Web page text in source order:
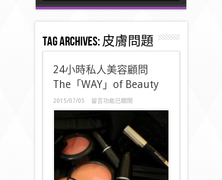
Tag Archives:皮膚問題
24小時私人美容顧問
The「WAY」of Beauty
2015/07/05
在
〈24
人
美
容
顧
問
留言功能已關閉